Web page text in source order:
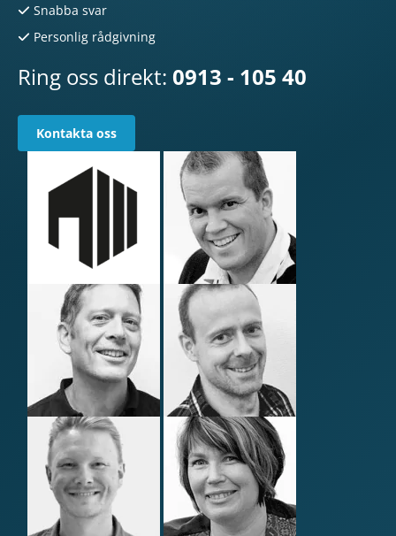
Snabba svar
Personlig rådgivning
Ring oss direkt: 0913 - 105 40
Kontakta oss